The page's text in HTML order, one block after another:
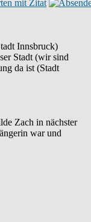
Innsbruck)
Stadt (wir sind
da ist (Stadt
Zach in nächster
war und